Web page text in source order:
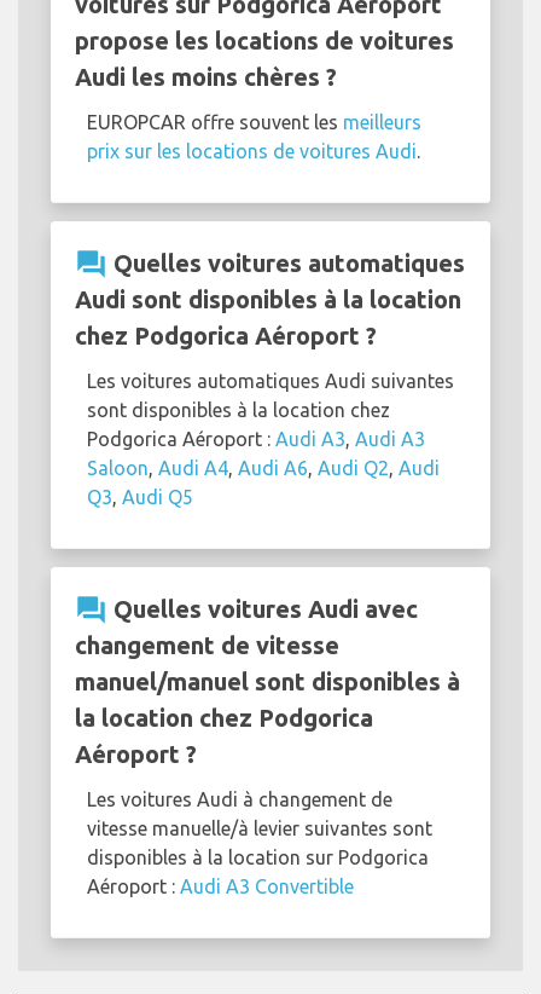
propose les locations de voitures
Audi les moins chères ?
EUROPCAR offre souvent les meilleurs
prix sur les locations de voitures Audi
question_answer Quelles voitures automatiques
Audi sont disponibles à la location
chez Podgorica Aéroport ?
Les voitures automatiques Audi suivantes
sont disponibles à la location chez
Podgorica Aéroport : Audi A3 Audi A3
Saloon Audi A4 Audi A6 Audi Q2 Audi
Q3 Audi Q5
question_answer Quelles voitures Audi avec
changement de vitesse
manuel/manuel sont disponibles à
la location chez Podgorica
Aéroport ?
Les voitures Audi à changement de
vitesse manuelle/à levier suivantes sont
disponibles à la location sur Podgorica
Aéroport : Audi A3 Convertible